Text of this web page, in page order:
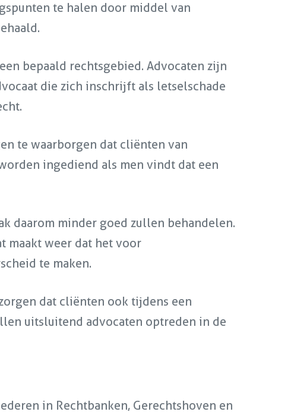
te halen door middel van
bepaald rechtsgebied. Advocaten zijn
die zich inschrijft als letselschade
te waarborgen dat cliënten van
ingediend als men vindt dat een
daarom minder goed zullen behandelen.
maakt weer dat het voor
te maken.
dat cliënten ook tijdens een
uitsluitend advocaten optreden in de
in Rechtbanken, Gerechtshoven en